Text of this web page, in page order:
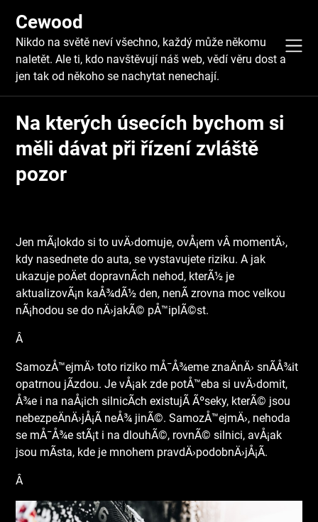
content
Cewood
Nikdo na světě neví všechno, každý může někomu
naletět. Ale ti, kdo navštěvují náš web, vědí věru dost a
jen tak od někoho se nachytat nenechají.
Na kterých úsecích bychom si
měli dávat při řízení zvláště
pozor
Jen mÃ¡lokdo si to uvÄ›domuje, ovÅ¡em vÂ momentÄ›,
kdy nasednete do auta, se vystavujete riziku. A jak
ukazuje poÄet dopravnÃ­ch nehod, kterÃ½ je
aktualizovÃ¡n kaÅ¾dÃ½ den, nenÃ­ zrovna moc velkou
nÃ¡hodou se do nÄ›jakÃ© pÅ™iplÃ©st.
Â
SamozÅ™ejmÄ› toto riziko mÅ¯Å¾eme znaÄnÄ› snÃ­Å¾it
opatrnou jÃ­zdou. Je vÅ¡ak zde potÅ™eba si uvÄ›domit,
Å¾e i na naÅ¡ich silnicÃ­ch existujÃ­ Ãºseky, kterÃ© jsou
nebezpeÄnÄ›jÅ¡Ã­ neÅ¾ jinÃ©. SamozÅ™ejmÄ›, nehoda
se mÅ¯Å¾e stÃ¡t i na dlouhÃ©, rovnÃ© silnici, avÅ¡ak
jsou mÃ­sta, kde je mnohem pravdÄ›podobnÄ›jÅ¡Ã­.
Â